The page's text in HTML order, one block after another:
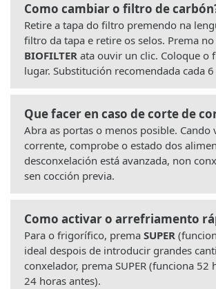
Como cambiar o filtro de
Retire a tapa do filtro premendo na
filtro da tapa e retire os selos. Prema
BIOFILTER ata ouvir un clic. Coloque o
lugar. Substitución recomendada cada 6
Que facer en caso de corte de
Abra as portas o menos posible. Cando
corrente, comprobe o estado dos
desconxelación está avanzada, non
sen cocción previa.
Como activar o arrefriamento
Para o frigorífico, prema SUPER
ideal despois de introducir grandes
conxelador, prema SUPER (funciona 52
24 horas antes).